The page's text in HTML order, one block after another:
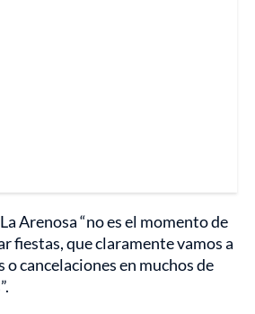
Arenosa “no es el momento de
fiestas, que claramente vamos a
cancelaciones en muchos de